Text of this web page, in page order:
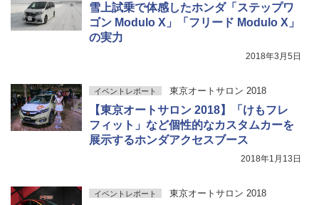
雪上試乗で体感したホンダ「ステップワ
ゴン Modulo X」「フリード Modulo X」
の実力
2018年3月5日
イベントレポート 東京オートサロン 2018
【東京オートサロン 2018】「けもフレ
フィット」など個性的なカスタムカーを
展示するホンダアクセスブース
2018年1月13日
イベントレポート 東京オートサロン 2018